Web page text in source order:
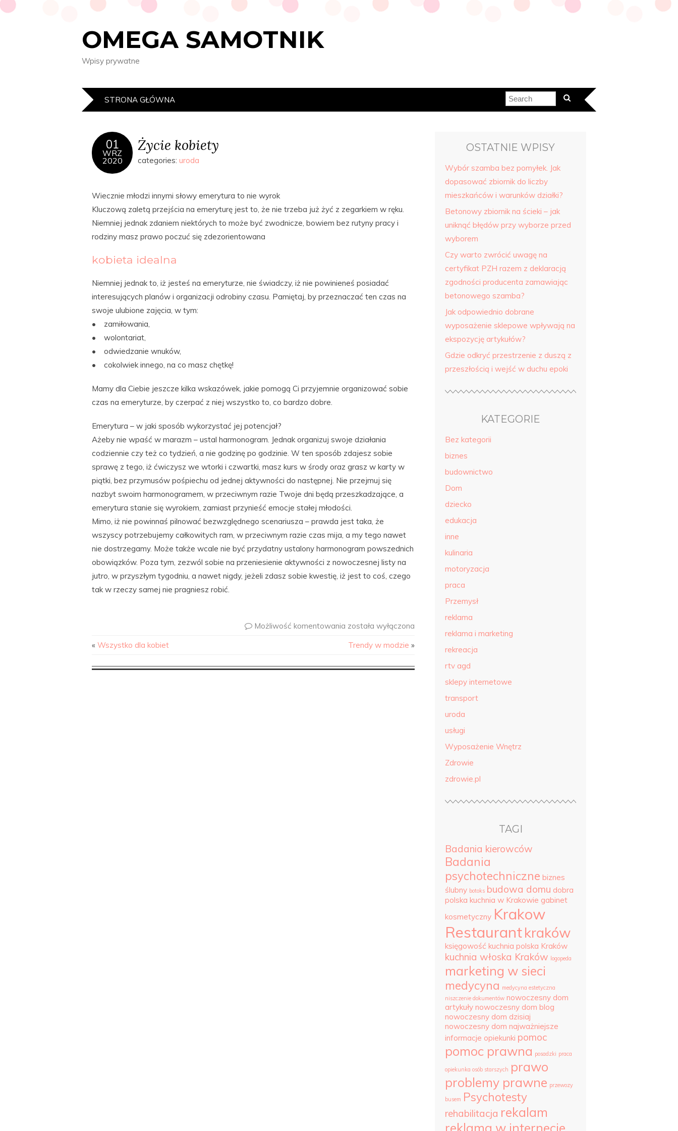
OMEGA SAMOTNIK
Wpisy prywatne
STRONA GŁÓWNA
01
WRZ
2020
Życie kobiety
categories: uroda
Wiecznie młodzi innymi słowy emerytura to nie wyrok
Kluczową zaletą przejścia na emeryturę jest to, że nie trzeba już żyć z zegarkiem w ręku.
Niemniej jednak zdaniem niektórych to może być zwodnicze, bowiem bez rutyny pracy i
rodziny masz prawo poczuć się zdezorientowana
kobieta idealna
Niemniej jednak to, iż jesteś na emeryturze, nie świadczy, iż nie powinieneś posiadać
interesujących planów i organizacji odrobiny czasu. Pamiętaj, by przeznaczać ten czas na
swoje ulubione zajęcia, w tym:
• zamiłowania,
• wolontariat,
• odwiedzanie wnuków,
• cokolwiek innego, na co masz chętkę!
Mamy dla Ciebie jeszcze kilka wskazówek, jakie pomogą Ci przyjemnie organizować sobie
czas na emeryturze, by czerpać z niej wszystko to, co bardzo dobre.
Emerytura – w jaki sposób wykorzystać jej potencjał?
Ażeby nie wpaść w marazm – ustal harmonogram. Jednak organizuj swoje działania
codziennie czy też co tydzień, a nie godzinę po godzinie. W ten sposób zdajesz sobie
sprawę z tego, iż ćwiczysz we wtorki i czwartki, masz kurs w środy oraz grasz w karty w
piątki, bez przymusów pośpiechu od jednej aktywności do następnej. Nie przejmuj się
nazbyt swoim harmonogramem, w przeciwnym razie Twoje dni będą przeszkadzające, a
emerytura stanie się wyrokiem, zamiast przynieść emocje stałej młodości.
Mimo, iż nie powinnaś pilnować bezwzględnego scenariusza – prawda jest taka, że
wszyscy potrzebujemy całkowitych ram, w przeciwnym razie czas mija, a my tego nawet
nie dostrzegamy. Może także wcale nie być przydatny ustalony harmonogram powszednich
obowiązków. Poza tym, zezwól sobie na przeniesienie aktywności z nowoczesnej listy na
jutro, w przyszłym tygodniu, a nawet nigdy, jeżeli zdasz sobie kwestię, iż jest to coś, czego
tak w rzeczy samej nie pragniesz robić.
Możliwość komentowania została wyłączona
« Wszystko dla kobiet Trendy w modzie »
OSTATNIE WPISY
Wybór szamba bez pomyłek. Jak
dopasować zbiornik do liczby
mieszkańców i warunków działki?
Betonowy zbiornik na ścieki – jak
uniknąć błędów przy wyborze przed
wyborem
Czy warto zwrócić uwagę na
certyfikat PZH razem z deklaracją
zgodności producenta zamawiając
betonowego szamba?
Jak odpowiednio dobrane
wyposażenie sklepowe wpływają na
ekspozycję artykułów?
Gdzie odkryć przestrzenie z duszą z
przeszłością i wejść w duchu epoki
KATEGORIE
Bez kategorii
biznes
budownictwo
Dom
dziecko
edukacja
inne
kulinaria
motoryzacja
praca
Przemysł
reklama
reklama i marketing
rekreacja
rtv agd
sklepy internetowe
transport
uroda
usługi
Wyposażenie Wnętrz
Zdrowie
zdrowie.pl
TAGI
Badania kierowców
Badania
psychotechniczne biznes
ślubny botoks budowa domu dobra
polska kuchnia w Krakowie gabinet
kosmetyczny Krakow
Restaurantkraków
księgowość kuchnia polska Kraków
kuchnia włoska Kraków logopeda
marketing w sieci
medycyna medycyna estetyczna
niszczenie dokumentów nowoczesny dom
artykuły nowoczesny dom blog
nowoczesny dom dzisiaj
nowoczesny dom najważniejsze
informacje opiekunki pomoc
pomoc prawna posadzki praca
opiekunka osób starszych prawo
problemy prawne przewozy
busem Psychotesty
rehabilitacja rekalam
reklama w internecie